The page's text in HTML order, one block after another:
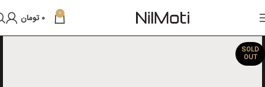
0
0 تومان
SOLD
OUT